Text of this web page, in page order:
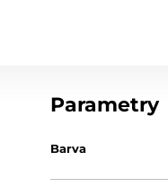
Parametry
Barva